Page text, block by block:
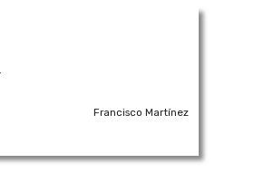
Francisco Martínez